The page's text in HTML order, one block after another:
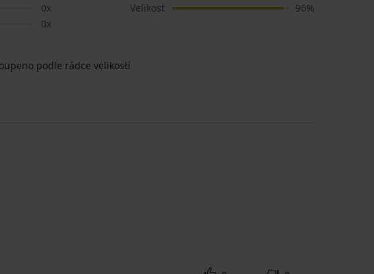
0x
0x
Velikost
96%
podle rádce velikostí